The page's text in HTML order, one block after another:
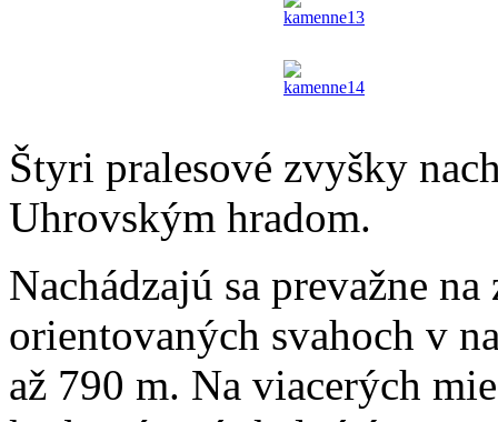
Štyri pralesové zvyšky
Uhrovským hradom.
Nachádzajú sa prevažne
orientovaných svahoch v
až 790 m. Na viacerých